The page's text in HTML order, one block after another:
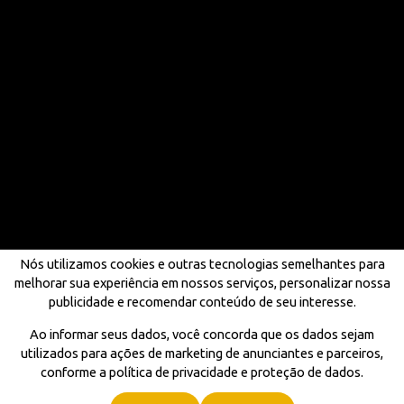
Nós utilizamos cookies e outras tecnologias semelhantes para
melhorar sua experiência em nossos serviços, personalizar nossa
publicidade e recomendar conteúdo de seu interesse.
Ao informar seus dados, você concorda que os dados sejam
utilizados para ações de marketing de anunciantes e parceiros,
conforme a política de privacidade e proteção de dados.